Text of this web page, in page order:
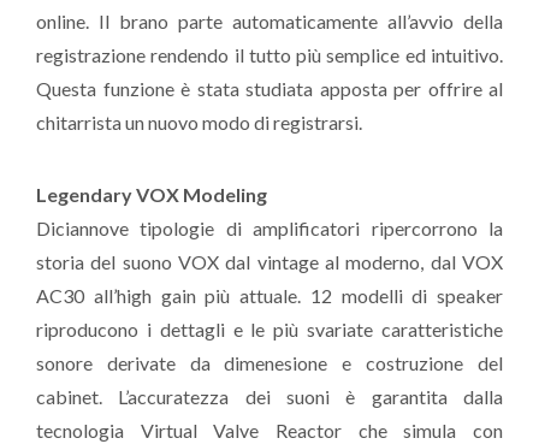
online. Il brano parte automaticamente all’avvio della
registrazione rendendo il tutto più semplice ed intuitivo.
Questa funzione è stata studiata apposta per offrire al
chitarrista un nuovo modo di registrarsi.
Legendary VOX Modeling
Diciannove tipologie di amplificatori ripercorrono la
storia del suono VOX dal vintage al moderno, dal VOX
AC30 all’high gain più attuale. 12 modelli di speaker
riproducono i dettagli e le più svariate caratteristiche
sonore derivate da dimenesione e costruzione del
cabinet. L’accuratezza dei suoni è garantita dalla
tecnologia Virtual Valve Reactor che simula con